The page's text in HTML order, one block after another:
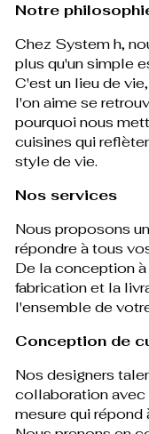
Notre
Chez System h,
plus qu'un simple
C'est un lieu de
l'on aime se
pourquoi nous
cuisines qui
style de vie.
Nos services
Nous proposons
répondre à tous
De la conception
fabrication et la
l'ensemble de
Conception de
Nos designers
collaboration avec
mesure qui répond